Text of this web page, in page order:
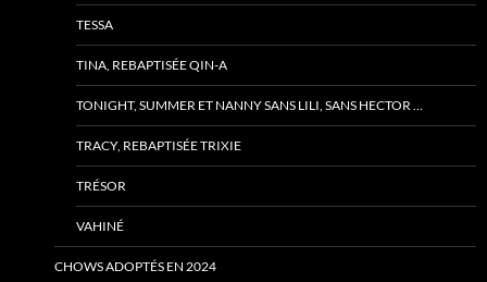
TESSA
TINA, REBAPTISÉE QIN-A
TONIGHT, SUMMER ET NANNY SANS LILI, SANS HECTOR …
TRACY, REBAPTISÉE TRIXIE
TRÉSOR
VAHINÉ
CHOWS ADOPTÉS EN 2024